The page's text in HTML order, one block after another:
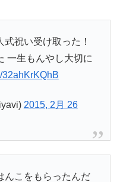
祝い受け取った！
一生もんやし大切に
32ahKrKQhB
2015, 2月 26
んこをもらったんだ